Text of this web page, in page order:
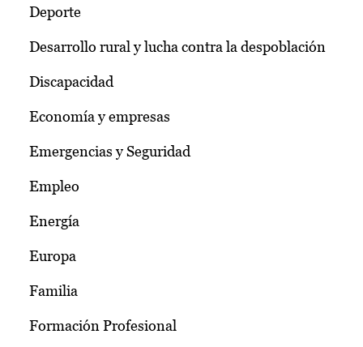
Deporte
Desarrollo rural y lucha contra la despoblación
Discapacidad
Economía y empresas
Emergencias y Seguridad
Empleo
Energía
Europa
Familia
Formación Profesional